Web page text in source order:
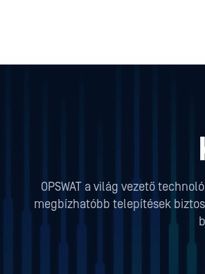
OPSWAT a világ vezető
megbízhatóbb telepítések